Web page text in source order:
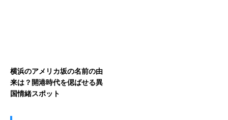
横浜のアメリカ坂の名前の由
来は？開港時代を偲ばせる異
国情緒スポット